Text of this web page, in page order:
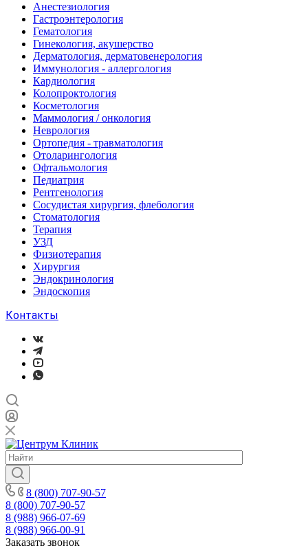
Анестезиология
Гастроэнтерология
Гематология
Гинекология, акушерство
Дерматология, дерматовенерология
Иммунология - аллергология
Кардиология
Колопроктология
Косметология
Маммология / онкология
Неврология
Ортопедия - травматология
Отоларингология
Офтальмология
Педиатрия
Рентгенология
Сосудистая хирургия, флебология
Стоматология
Терапия
УЗД
Физиотерапия
Хирургия
Эндокринология
Эндоскопия
Контакты
8 (800) 707-90-57
8 (800) 707-90-57
8 (988) 966-07-69
8 (988) 966-00-91
Заказать звонок